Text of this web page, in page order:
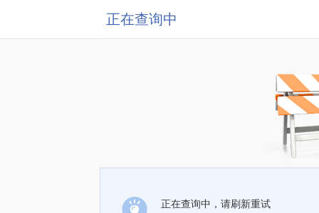
正在查询中
正在查询中，请刷新重试